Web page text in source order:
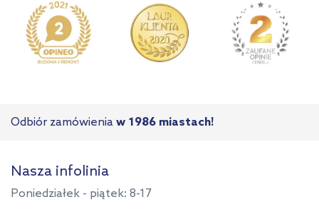
Odbiór zamówienia w 1986 miastach!
Nasza infolinia
Poniedziałek - piątek: 8-17